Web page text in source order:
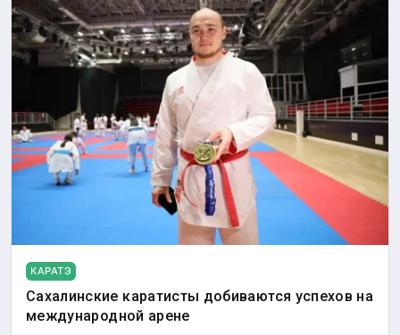
КАРАТЭ
Сахалинские каратисты добиваются успехов на
международной арене